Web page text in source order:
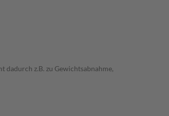
z.B. zu Gewichtsabnahme,